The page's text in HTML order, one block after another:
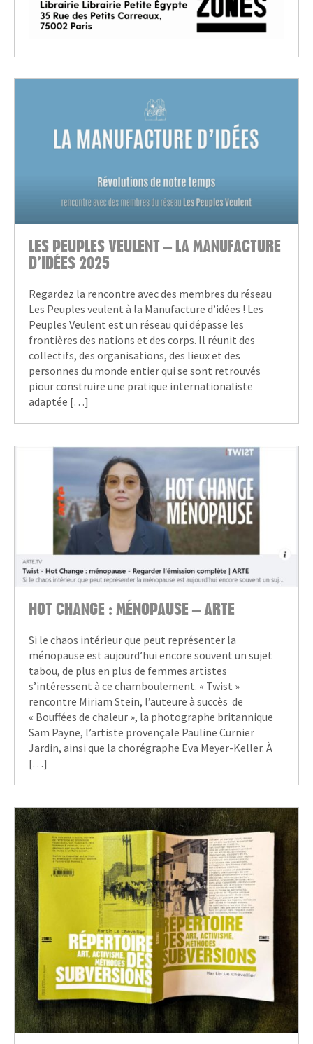
LES PEUPLES VEULENT – LA MANUFACTURE
D’IDÉES 2025
Regardez la rencontre avec des membres du réseau
Les Peuples veulent à la Manufacture d’idées ! Les
Peuples Veulent est un réseau qui dépasse les
frontières des nations et des corps. Il réunit des
collectifs, des organisations, des lieux et des
personnes du monde entier qui se sont retrouvés
piour construire une pratique internationaliste
adaptée […]
HOT CHANGE : MÉNOPAUSE – ARTE
Si le chaos intérieur que peut représenter la
ménopause est aujourd’hui encore souvent un sujet
tabou, de plus en plus de femmes artistes
s’intéressent à ce chamboulement. « Twist »
rencontre Miriam Stein, l’auteure à succès de
« Bouffées de chaleur », la photographe britannique
Sam Payne, l’artiste provençale Pauline Curnier
Jardin, ainsi que la chorégraphe Eva Meyer-Keller. À
[…]